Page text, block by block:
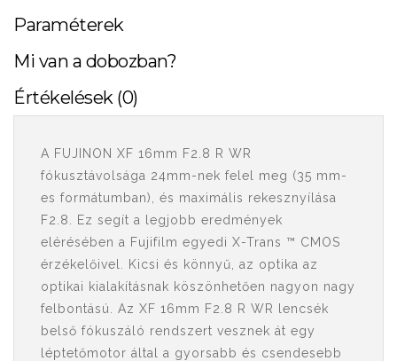
Paraméterek
Mi van a dobozban?
Értékelések (0)
A FUJINON XF 16mm F2.8 R WR
fókusztávolsága 24mm-nek felel meg (35 mm-
es formátumban), és maximális rekesznyílása
F2.8. Ez segít a legjobb eredmények
elérésében a Fujifilm egyedi X-Trans ™ CMOS
érzékelőivel. Kicsi és könnyű, az optika az
optikai kialakításnak köszönhetően nagyon nagy
felbontású. Az XF 16mm F2.8 R WR lencsék
belső fókuszáló rendszert vesznek át egy
léptetőmotor által a gyorsabb és csendesebb